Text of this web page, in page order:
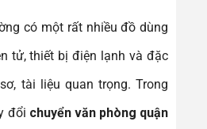
có một rất nhiều đồ dùng
tử, thiết bị điện lạnh và đặc
tài liệu quan trọng. Trong
đổi chuyển văn phòng quận